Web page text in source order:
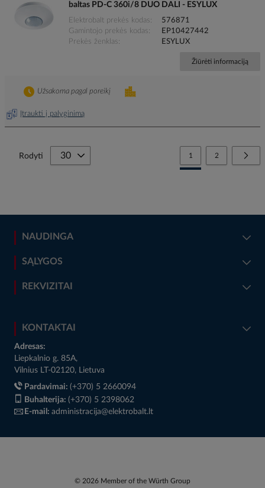
baltas PD-C 360i/8 DUO DALI - ESYLUX
Elektrobalt prekės kodas
576871
Gamintojo prekės kodas
EP10427442
Prekės ženklas
ESYLUX
Žiūrėti informaciją
Įtraukti į palyginimą
Užsakoma pagal poreikį
PageYou're currently reading
1 Page
2
Rodyti
NAUDINGA
SĄLYGOS
REKVIZITAI
KONTAKTAI
Adresas:
Liepkalnio g. 85A,
Vilnius LT-02120, Lietuva
Pardavimai: (+370) 5 2660094
Buhalterija: (+370) 5 2398062
E-mail: administracija@elektrobalt.lt
© 2026 Member of the Würth Group